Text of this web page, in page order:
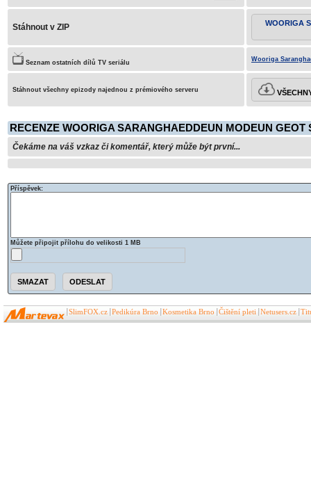
Stáhnout v ZIP WOORIGA
Seznam ostatních dílů TV seriálu Wooriga
Stáhnout všechny epizody najednou z prémiového serveru
RECENZE WOORIGA SARANGHAEDDEUN MODEUN GEOT
Čekáme na váš vzkaz či komentář, který může být první...
Příspěvek:
Můžete připojit přílohu do velikosti 1 MB
SlimFOX.cz Pedikúra Brno Kosmetika Brno Čištění pleti Netusers.cz